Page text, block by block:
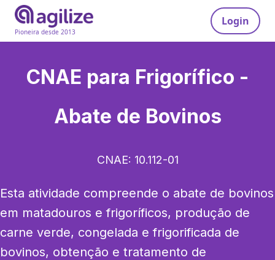
Pioneira desde 2013
Login
CNAE para Frigorífico -
Abate de Bovinos
CNAE: 10.112-01
Esta atividade compreende o abate de bovinos
em matadouros e frigoríficos, produção de
carne verde, congelada e frigorificada de
bovinos, obtenção e tratamento de